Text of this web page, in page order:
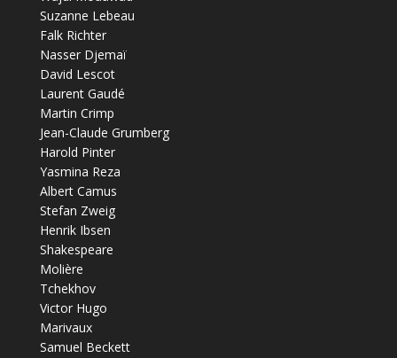
Suzanne Lebeau
Falk Richter
Nasser Djemaï
David Lescot
Laurent Gaudé
Martin Crimp
Jean-Claude Grumberg
Harold Pinter
Yasmina Reza
Albert Camus
Stefan Zweig
Henrik Ibsen
Shakespeare
Molière
Tchekhov
Victor Hugo
Marivaux
Samuel Beckett